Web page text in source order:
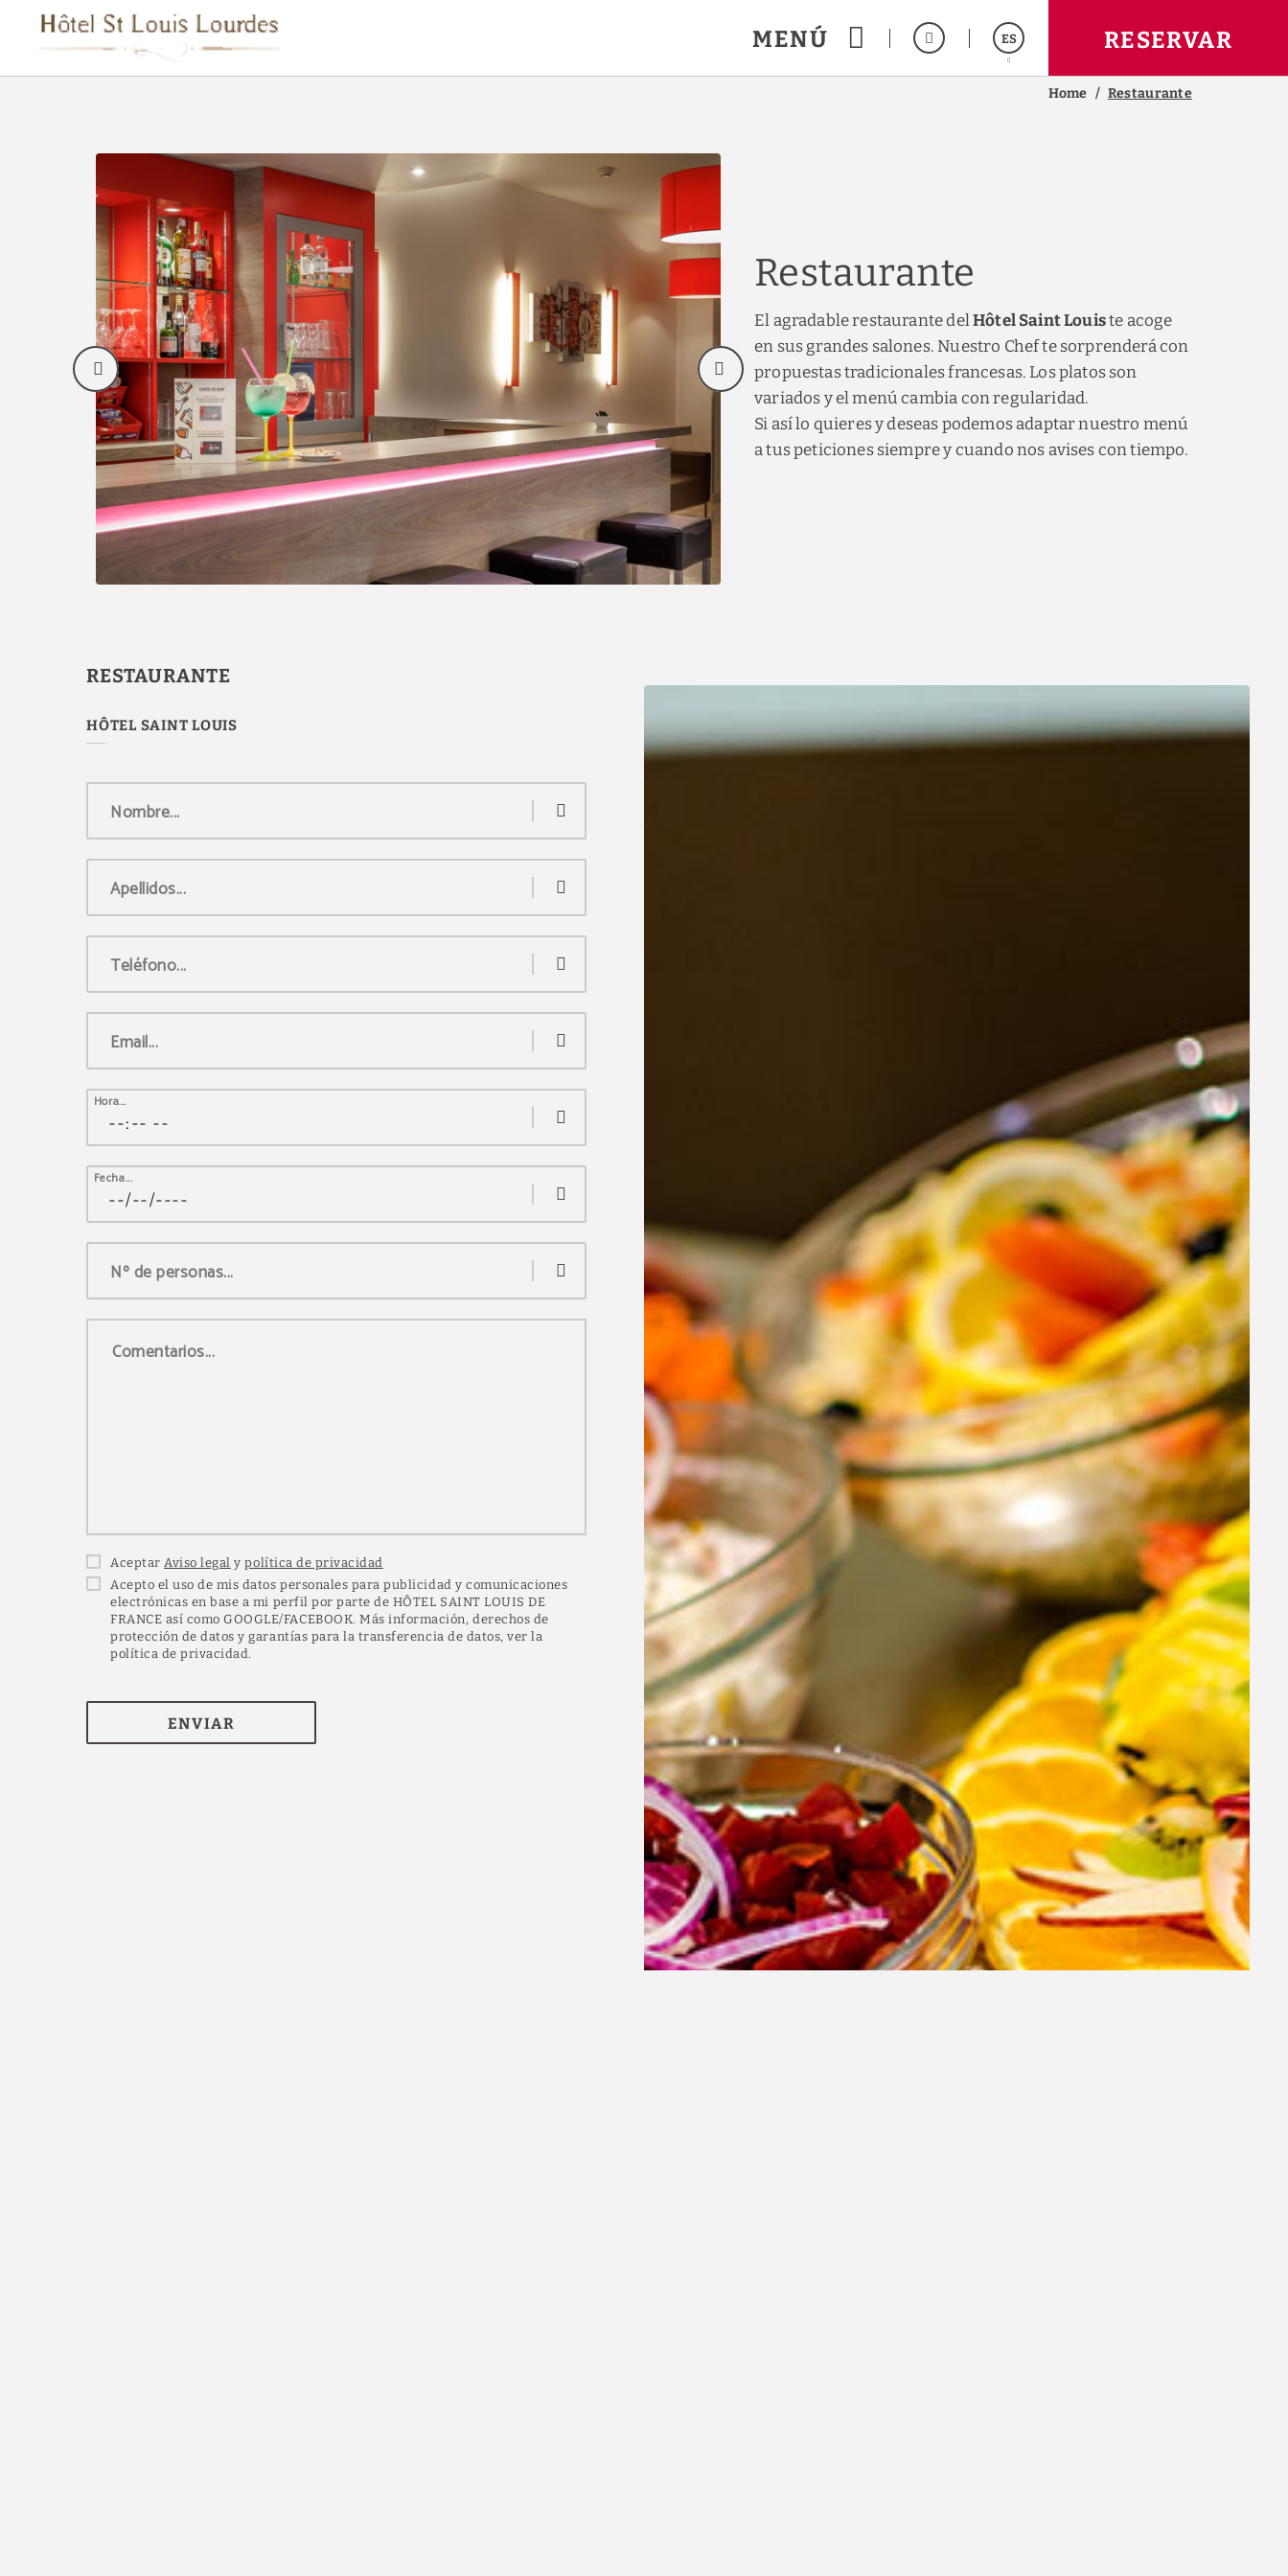
MENÚ ES RESERVAR
Restaurante del Hôtel Saint Louis Hotel en Lourdes. Web Oficial.
Home Restaurante
Restaurante
El agradable restaurante delHôtel Saint Louiste acoge
en sus grandes salones. Nuestro Chef te sorprenderá con
propuestas tradicionales francesas. Los platos son
variados y el menú cambia con regularidad.
Si así lo quieres y deseas podemos adaptar nuestro menú
a tus peticiones siempre y cuando nos avises con tiempo.
RESTAURANTE
Nombre...
Apellidos...
Teléfono...
Email...
Hora...
Fecha...
Nº de personas...
Comentarios...
AceptarAviso legal ypolítica de privacidad
Acepto el uso de mis datos personales para publicidad y comunicaciones
electrónicas en base a mi perfil por parte de HÔTEL SAINT LOUIS DE
FRANCE así como GOOGLE/FACEBOOK. Más información, derechos de
protección de datos y garantías para la transferencia de datos, ver la
política de privacidad.
ENVIAR